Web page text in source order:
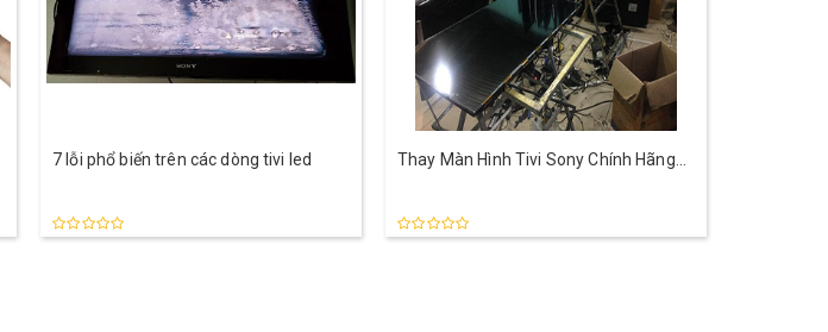
7 lỗi phổ biến trên các dòng tivi led
Thay Màn Hình Tivi Sony Chính Hãng